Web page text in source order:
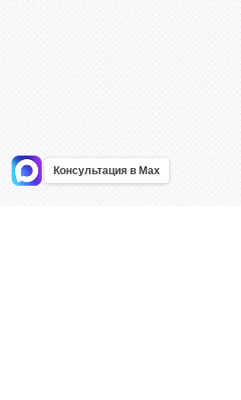
Консультация в Max